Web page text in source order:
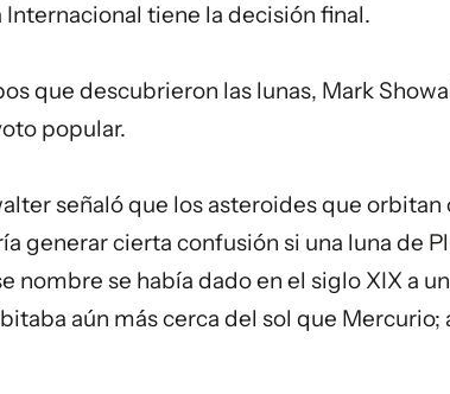
tiene la decisión final.
que descubrieron las lunas, Mark
popular.
señaló que los asteroides que orbitan
generar cierta confusión si una luna de
nombre se había dado en el siglo XIX a
aún más cerca del sol que Mercurio;